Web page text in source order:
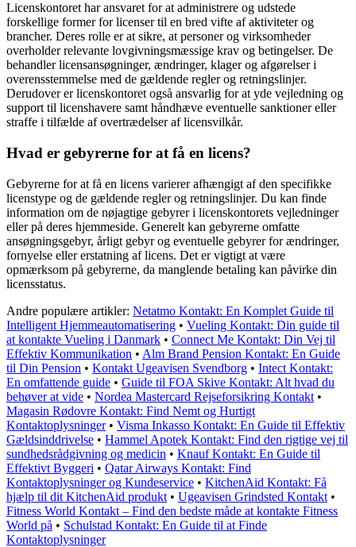
Licenskontoret har ansvaret for at administrere og udstede
forskellige former for licenser til en bred vifte af aktiviteter og
brancher. Deres rolle er at sikre, at personer og virksomheder
overholder relevante lovgivningsmæssige krav og betingelser. De
behandler licensansøgninger, ændringer, klager og afgørelser i
overensstemmelse med de gældende regler og retningslinjer.
Derudover er licenskontoret også ansvarlig for at yde vejledning og
support til licenshavere samt håndhæve eventuelle sanktioner eller
straffe i tilfælde af overtrædelser af licensvilkår.
Hvad er gebyrerne for at få en licens?
Gebyrerne for at få en licens varierer afhængigt af den specifikke
licenstype og de gældende regler og retningslinjer. Du kan finde
information om de nøjagtige gebyrer i licenskontorets vejledninger
eller på deres hjemmeside. Generelt kan gebyrerne omfatte
ansøgningsgebyr, årligt gebyr og eventuelle gebyrer for ændringer,
fornyelse eller erstatning af licens. Det er vigtigt at være
opmærksom på gebyrerne, da manglende betaling kan påvirke din
licensstatus.
Andre populære artikler: Netatmo Kontakt: En Komplet Guide til
Intelligent Hjemmeautomatisering • Vueling Kontakt: Din guide til
at kontakte Vueling i Danmark • Connect Me Kontakt: Din Vej til
Effektiv Kommunikation • Alm Brand Pension Kontakt: En Guide
til Din Pension • Kontakt Ugeavisen Svendborg • Intect Kontakt:
En omfattende guide • Guide til FOA Skive Kontakt: Alt hvad du
behøver at vide • Nordea Mastercard Rejseforsikring Kontakt •
Magasin Rødovre Kontakt: Find Nemt og Hurtigt
Kontaktoplysninger• Visma Inkasso Kontakt: En Guide til Effektiv
Gældsinddrivelse • Hammel Apotek Kontakt: Find den rigtige vej til
sundhedsrådgivning og medicin • Knauf Kontakt: En Guide til
Effektivt Byggeri • Qatar Airways Kontakt: Find
Kontaktoplysninger og Kundeservice • KitchenAid Kontakt: Få
hjælp til dit KitchenAid produkt • Ugeavisen Grindsted Kontakt •
Fitness World Kontakt – Find den bedste måde at kontakte Fitness
World på • Schulstad Kontakt: En Guide til at Finde
Kontaktoplysninger